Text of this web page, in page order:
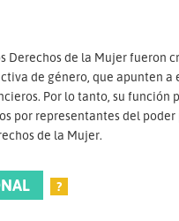
Derechos de la Mujer
de género, que apunten
Por lo tanto, su
por representantes del
de la Mujer.
?